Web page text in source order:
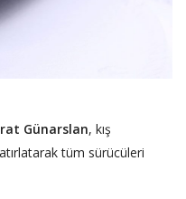
Günarslan, kış
tüm sürücüleri